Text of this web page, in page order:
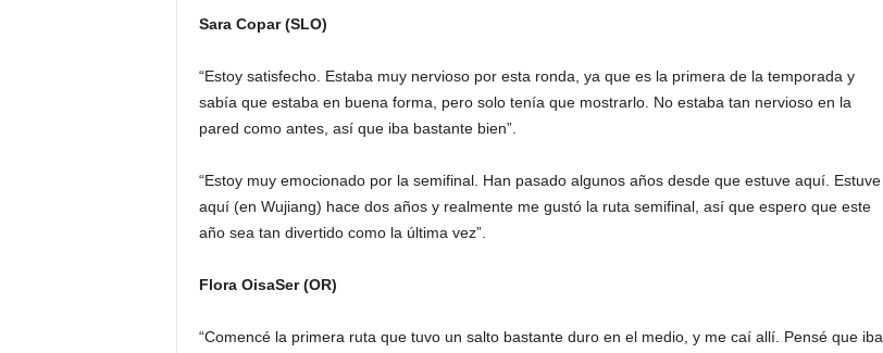
Sara Copar (SLO)
“Estoy satisfecho. Estaba muy nervioso por esta ronda, ya que es la primera de la temporada y
sabía que estaba en buena forma, pero solo tenía que mostrarlo. No estaba tan nervioso en la
pared como antes, así que iba bastante bien”.
“Estoy muy emocionado por la semifinal. Han pasado algunos años desde que estuve aquí. Estuve
aquí (en Wujiang) hace dos años y realmente me gustó la ruta semifinal, así que espero que este
año sea tan divertido como la última vez”.
Flora OisaSer (OR)
“Comencé la primera ruta que tuvo un salto bastante duro en el medio, y me caí allí. Pensé que iba